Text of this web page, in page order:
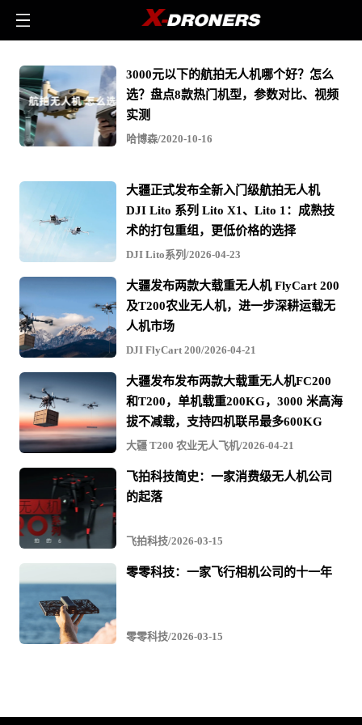
美
嘉
欣
B20
人
机
相
关
无
人
机
文
章
与
视
频
3000元以下的航拍无人机哪个好？怎么
选？盘点8款热门机型，参数对比、视频
实测
哈博森/2020-10-16
大疆正式发布全新入门级航拍无人机
DJI Lito 系列 Lito X1、Lito 1：成熟技
术的打包重组，更低价格的选择
DJI Lito系列/2026-04-23
大疆发布两款大载重无人机 FlyCart 200
及T200农业无人机，进一步深耕运载无
人机市场
DJI FlyCart 200/2026-04-21
大疆发布发布两款大载重无人机FC200
和T200，单机载重200KG，3000 米高海
拔不减载，支持四机联吊最多600KG
大疆 T200 农业无人飞机/2026-04-21
飞拍科技简史：一家消费级无人机公司
的起落
飞拍科技/2026-03-15
零零科技：一家飞行相机公司的十一年
零零科技/2026-03-15